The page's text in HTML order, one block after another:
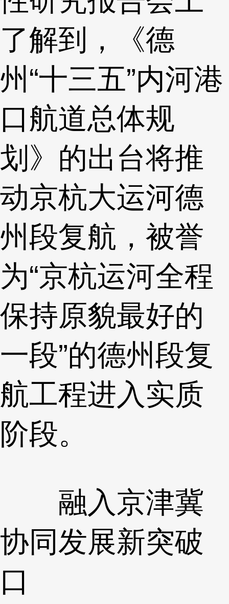
了解到，《德
州“十三五”内河港
口航道总体规
划》的出台将推
动京杭大运河德
州段复航，被誉
为“京杭运河全程
保持原貌最好的
一段”的德州段复
航工程进入实质
阶段。
融入京津冀
协同发展新突破
口